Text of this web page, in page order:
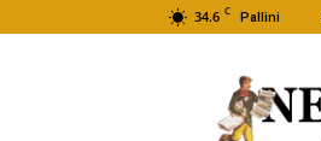
34.6 C Pallini